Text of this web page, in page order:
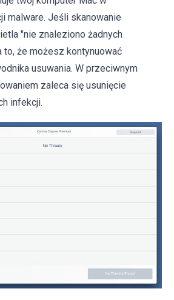
malware. Jeśli skanowanie
"nie znaleziono żadnych
to, że możesz kontynuować
usuwania. W przeciwnym
zaleca się usunięcie
infekcji.